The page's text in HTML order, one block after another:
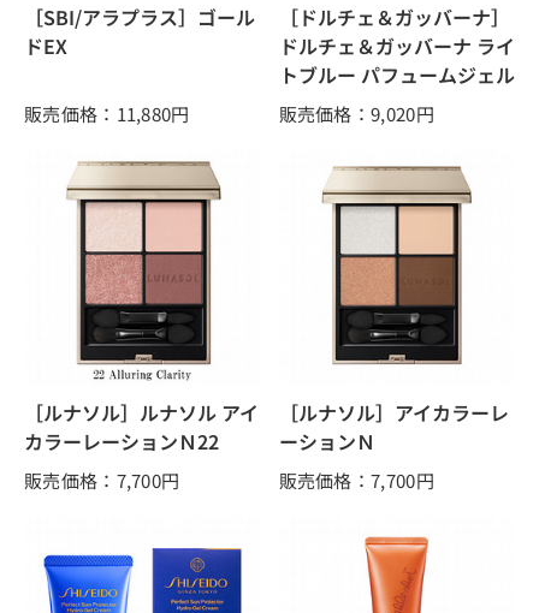
［SBI/アラプラス］ゴール
ドEX
販売価格：11,880円
［ドルチェ＆ガッバーナ］
ドルチェ＆ガッバーナ ライ
トブルー パフュームジェル
販売価格：9,020円
［ルナソル］ルナソル アイ
カラーレーションＮ22
販売価格：7,700円
［ルナソル］アイカラーレ
ーションＮ
販売価格：7,700円